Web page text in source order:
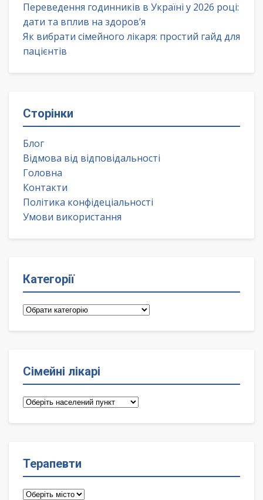
Переведення годинників в Україні у 2026 році:
дати та вплив на здоров’я
Як вибрати сімейного лікаря: простий гайд для
пацієнтів
Сторінки
Блог
Відмова від відповідальності
Головна
Контакти
Політика конфідеціальності
Умови використання
Категорії
Категорії
Сімейні лікарі
Сімейні
Терапевти
Терапевти